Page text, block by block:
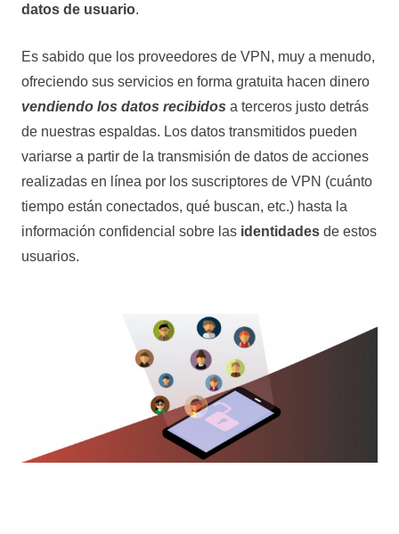
datos de usuario.
Es sabido que los proveedores de VPN, muy a menudo,
ofreciendo sus servicios en forma gratuita hacen dinero
vendiendo los datos recibidos a terceros justo detrás
de nuestras espaldas. Los datos transmitidos pueden
variarse a partir de la transmisión de datos de acciones
realizadas en línea por los suscriptores de VPN (cuánto
tiempo están conectados, qué buscan, etc.) hasta la
información confidencial sobre las identidadesde estos
usuarios.